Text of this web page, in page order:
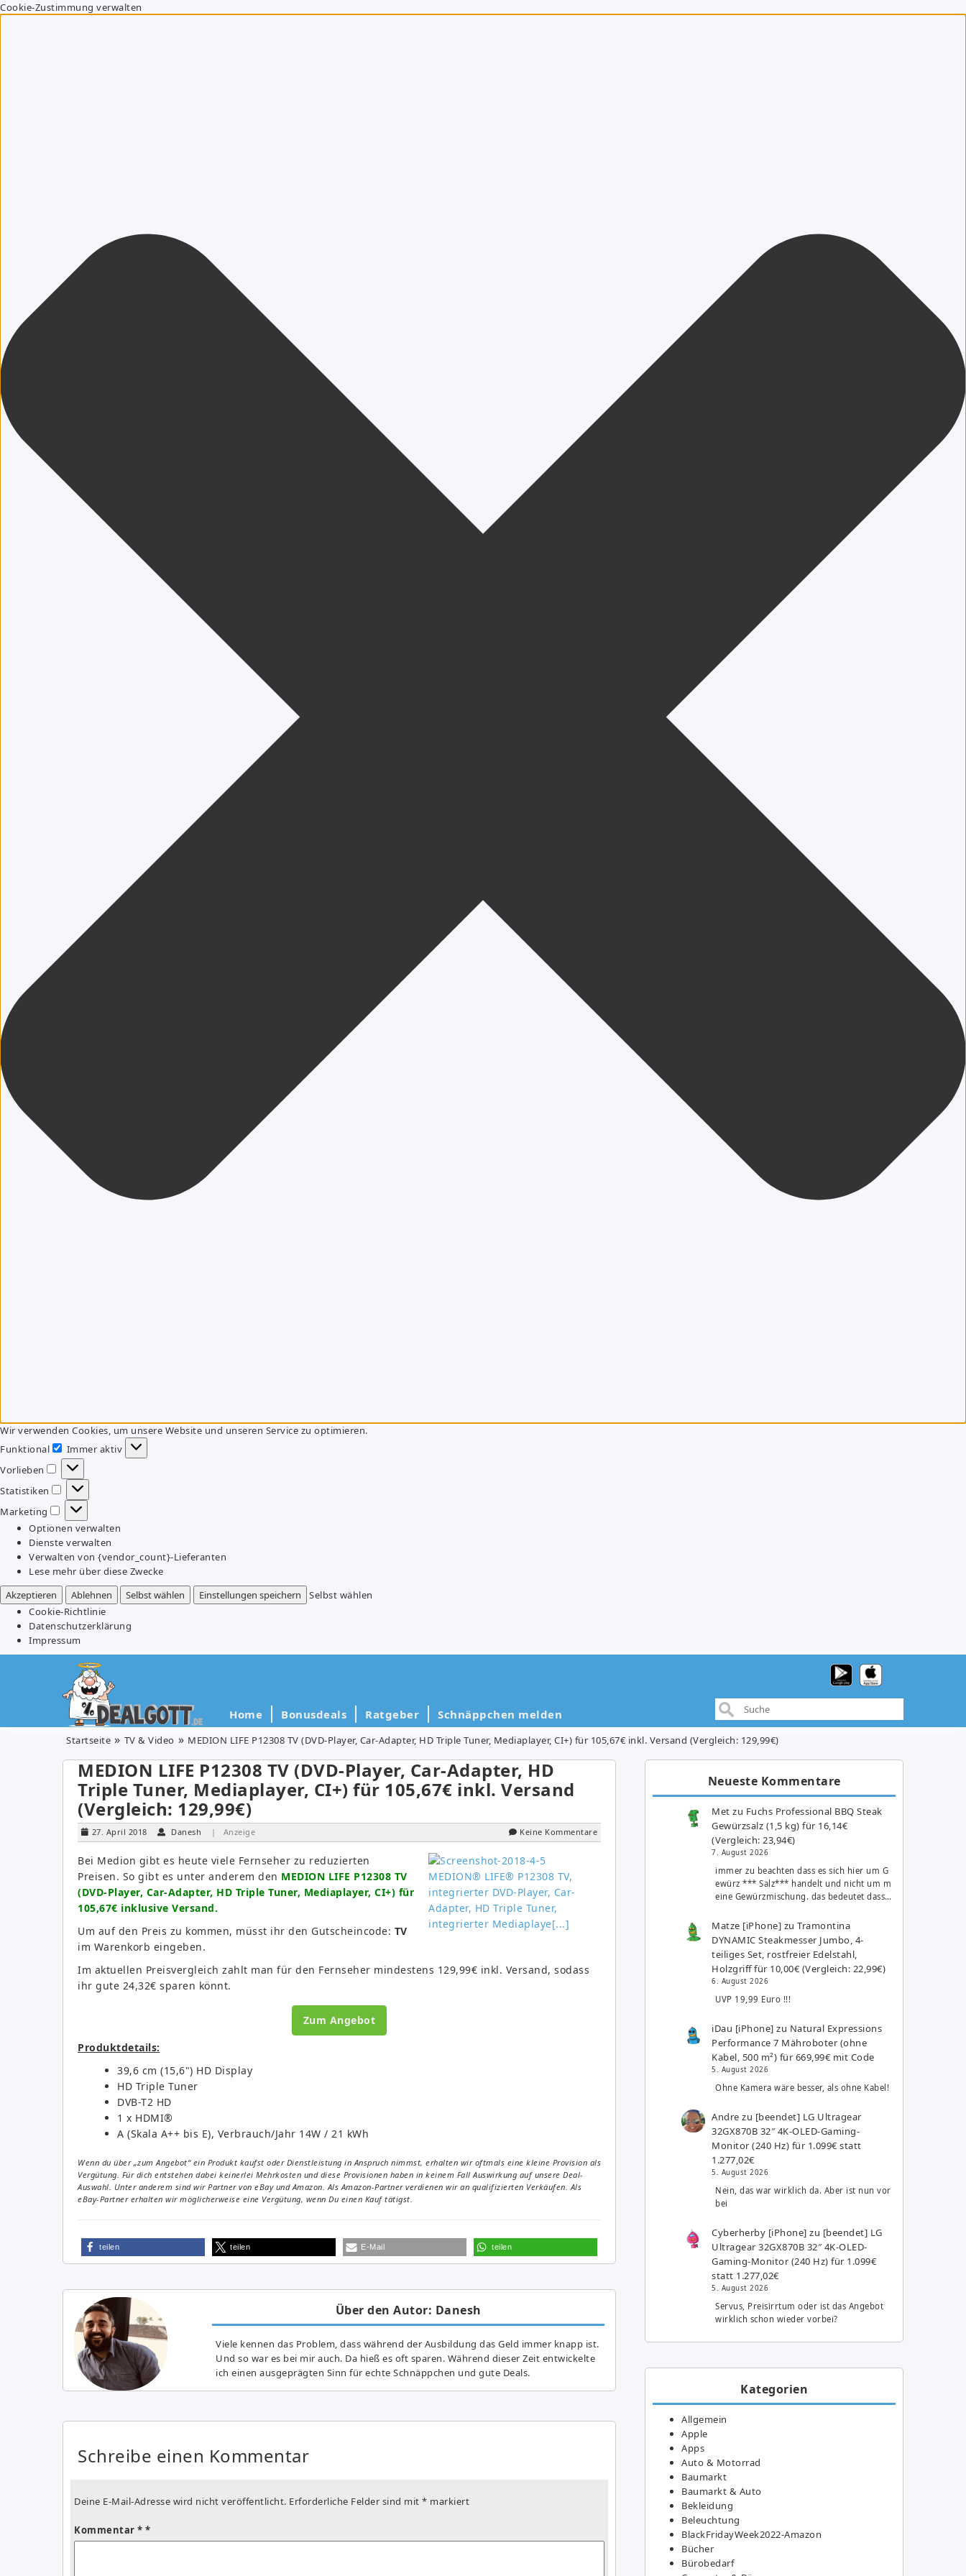
Cookie-Zustimmung verwalten
Wir verwenden Cookies, um unsere Website und unseren Service zu optimieren.
Funktional
Funktional
Immer aktiv
Vorlieben
Vorlieben
Statistiken
Statistiken
Marketing
Marketing
Optionen verwalten
Dienste verwalten
Verwalten von {vendor_count}-Lieferanten
Lese mehr über diese Zwecke
Akzeptieren
Ablehnen Selbst wählen Einstellungen speichern
Selbst wählen
Cookie-Richtlinie
Datenschutzerklärung
Impressum
Home Bonusdeals Ratgeber Schnäppchen melden
Startseite TV & Video MEDION LIFE P12308 TV (DVD-Player, Car-Adapter, HD Triple Tuner, Mediaplayer, CI+) für 105,67€ inkl. Versand (Vergleich: 129,99€)
MEDION LIFE P12308 TV (DVD-Player, Car-Adapter, HD
Triple Tuner, Mediaplayer, CI+) für 105,67€ inkl. Versand
(Vergleich: 129,99€)
27. April 2018 Danesh | Anzeige Keine Kommentare
Bei Medion gibt es heute viele Fernseher zu reduzierten
Preisen. So gibt es unter anderem den MEDION LIFE P12308 TV
(DVD-Player, Car-Adapter, HD Triple Tuner, Mediaplayer, CI+) für
105,67€ inklusive Versand.
Um auf den Preis zu kommen, müsst ihr den Gutscheincode: TV
im Warenkorb eingeben.
Im aktuellen Preisvergleich zahlt man für den Fernseher mindestens 129,99€ inkl. Versand, sodass
ihr gute 24,32€ sparen könnt.
Zum Angebot
Produktdetails:
39,6 cm (15,6") HD Display
HD Triple Tuner
DVB-T2 HD
1 x HDMI®
A (Skala A++ bis E), Verbrauch/Jahr 14W / 21 kWh
Wenn du über „zum Angebot“ ein Produkt kaufst oder Dienstleistung in Anspruch nimmst, erhalten wir oftmals eine kleine Provision als
Vergütung. Für dich entstehen dabei keinerlei Mehrkosten und diese Provisionen haben in keinem Fall Auswirkung auf unsere Deal-
Auswahl. Unter anderem sind wir Partner von eBay und Amazon. Als Amazon-Partner verdienen wir an qualifizierten Verkäufen. Als
eBay-Partner erhalten wir möglicherweise eine Vergütung, wenn Du einen Kauf tätigst.
teilen teilen E-Mail teilen
Über den Autor: Danesh
Viele kennen das Problem, dass während der Ausbildung das Geld immer knapp ist.
Und so war es bei mir auch. Da hieß es oft sparen. Während dieser Zeit entwickelte
ich einen ausgeprägten Sinn für echte Schnäppchen und gute Deals.
Schreibe einen Kommentar
Deine E-Mail-Adresse wird nicht veröffentlicht. Erforderliche Felder sind mit * markiert
Kommentar *
Neueste Kommentare
Met zu Fuchs Professional BBQ Steak
Gewürzsalz (1,5 kg) für 16,14€
(Vergleich: 23,94€)
7. August 2026
immer zu beachten dass es sich hier um G
ewürz *** Salz*** handelt und nicht um m
eine Gewürzmischung. das bedeutet dass…
Matze [iPhone] zuTramontina
DYNAMIC Steakmesser Jumbo, 4-
teiliges Set, rostfreier Edelstahl,
Holzgriff für 10,00€ (Vergleich: 22,99€)
6. August 2026
UVP 19,99 Euro !!!
iDau [iPhone] zu Natural Expressions
Performance 7 Mähroboter (ohne
Kabel, 500 m²) für 669,99€ mit Code
5. August 2026
Ohne Kamera wäre besser, als ohne Kabel!
Andre zu [beendet] LG Ultragear
32GX870B 32″ 4K-OLED-Gaming-
Monitor (240 Hz) für 1.099€ statt
1.277,02€
5. August 2026
Nein, das war wirklich da. Aber ist nun vor
bei
Cyberherby [iPhone] zu [beendet] LG
Ultragear 32GX870B 32″ 4K-OLED-
Gaming-Monitor (240 Hz) für 1.099€
statt 1.277,02€
5. August 2026
Servus, Preisirrtum oder ist das Angebot
wirklich schon wieder vorbei?
Kategorien
Allgemein
Apple
Apps
Auto & Motorrad
Baumarkt
Baumarkt & Auto
Bekleidung
Beleuchtung
BlackFridayWeek2022-Amazon
Bücher
Bürobedarf